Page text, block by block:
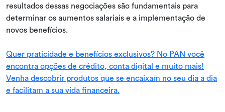
resultados dessas negociações são fundamentais para
determinar os aumentos salariais e a implementação de
novos benefícios.
Quer praticidade e benefícios exclusivos? No PAN você
encontra opções de crédito, conta digital e muito mais!
Venha descobrir produtos que se encaixam no seu dia a dia
e facilitam a sua vida financeira.